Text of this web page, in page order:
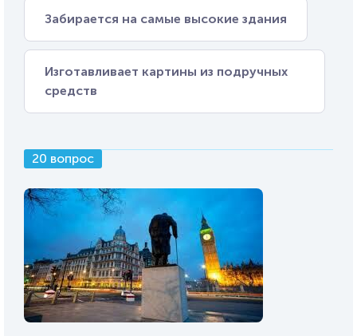
Забирается на самые высокие здания
Изготавливает картины из подручных
средств
20 вопрос